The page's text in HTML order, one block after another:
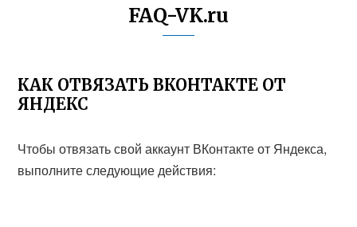
FAQ-VK.ru
КАК ОТВЯЗАТЬ ВКОНТАКТЕ ОТ
ЯНДЕКС
Чтобы отвязать свой аккаунт ВКонтакте от Яндекса,
выполните следующие действия: